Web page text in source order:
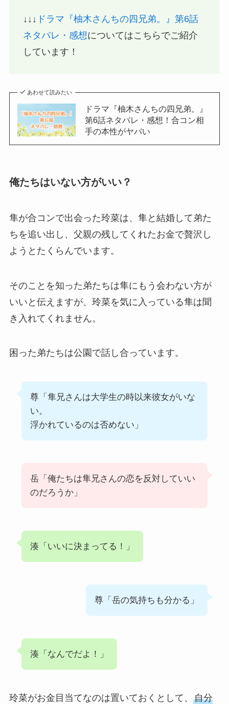
↓↓↓ ドラマ『柚木さんちの四兄弟。』第6話
ネタバレ・感想についてはこちらでご紹介
しています！
あわせて読みたい
ドラマ『柚木さんちの四兄弟。』
第6話ネタバレ・感想！合コン相
手の本性がヤバい
俺たちはいない方がいい？
隼が合コンで出会った玲菜は、隼と結婚して弟た
ちを追い出し、父親の残してくれたお金で贅沢し
ようとたくらんでいます。
そのことを知った弟たちは隼にもう会わない方が
いいと伝えますが、玲菜を気に入っている隼は聞
き入れてくれません。
困った弟たちは公園で話し合っています。
尊「隼兄さんは大学生の時以来彼女がいな
い。
浮かれているのは否めない」
岳「俺たちは隼兄さんの恋を反対していい
のだろうか」
湊「いいに決まってる！」
尊「岳の気持ちも分かる」
湊「なんでだよ！」
玲菜がお金目当てなのは置いておくとして、 自分